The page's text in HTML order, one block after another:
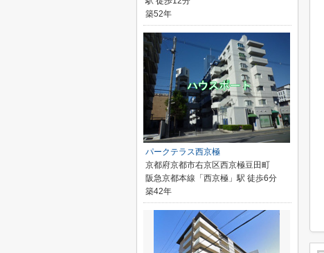
築52年
パークテラス西京極
京都府京都市右京区西京極豆田町
阪急京都本線「西京極」駅 徒歩6分
築42年